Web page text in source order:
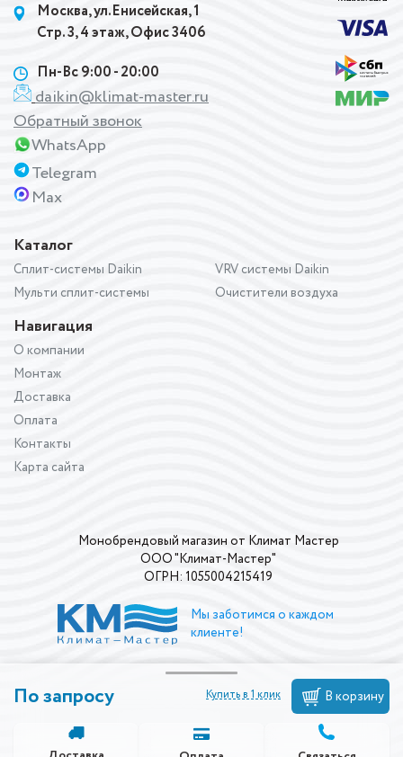
По запросу Купить в 1 клик В корзину
Каталог
Сплит-системы Daikin
Мульти сплит-системы
VRV системы Daikin
Очистители воздуха
Навигация
О компании
Монтаж
Доставка
Оплата
Контакты
Карта сайта
Москва, ул.Енисейская, 1
Стр. 3, 4 этаж, Офис 3406
Пн-Вс 9:00 - 20:00
daikin@klimat-master.ru
Обратный звонок
WhatsApp
Telegram
Max
Монобрендовый магазин от Климат Мастер
ООО "Климат-Мастер"
ОГРН: 1055004215419
Мы заботимся о каждом
клиенте!